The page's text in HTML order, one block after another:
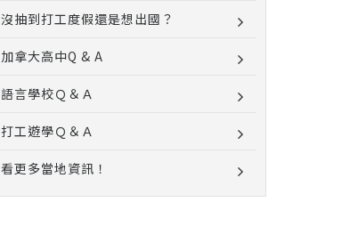
沒抽到打工度假還是想出國？
加拿大高中Q & A
語言學校Ｑ＆Ａ
打工遊學Ｑ＆Ａ
看更多當地資訊！